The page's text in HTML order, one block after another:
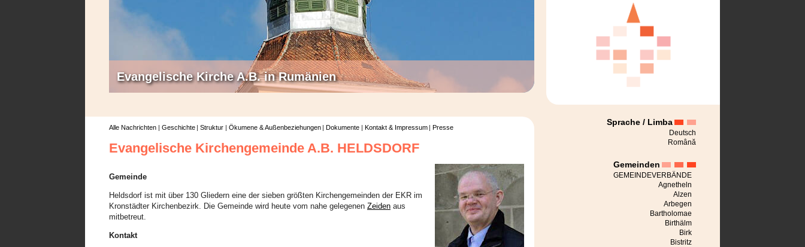
Evangelische Kirche A.B. in Rumänien
Alle Nachrichten Geschichte Struktur Ökumene & Außenbeziehungen Dokumente Kontakt & Impressum Presse
Evangelische Kirchengemeinde A.B. HELDSDORF
Gemeinde
Heldsdorf ist mit über 130 Gliedern eine der sieben größten Kirchengemeinden der EKR im
Kronstädter Kirchenbezirk. Die Gemeinde wird heute vom nahe gelegenen Zeiden aus
mitbetreut.
Kontakt
Sprache / Limba
Deutsch
Română
Gemeinden
GEMEINDEVERBÄNDE
Agnetheln
Alzen
Arbegen
Bartholomae
Birthälm
Birk
Bistritz